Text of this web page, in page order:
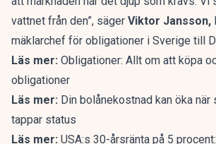
vattnet från den”, säger Viktor Jansson,
mäklarchef för obligationer i Sverige till
Läs mer: Obligationer: Allt om att köpa
obligationer
Läs mer: Din bolånekostnad kan öka
tappar status
Läs mer: USA:s 30-årsränta på 5